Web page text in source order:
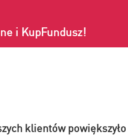
i KupFundusz!
klientów